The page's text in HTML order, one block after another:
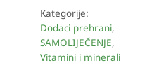
Kategorije:
Dodaci prehrani,
SAMOLIJEČENJE,
Vitamini i minerali